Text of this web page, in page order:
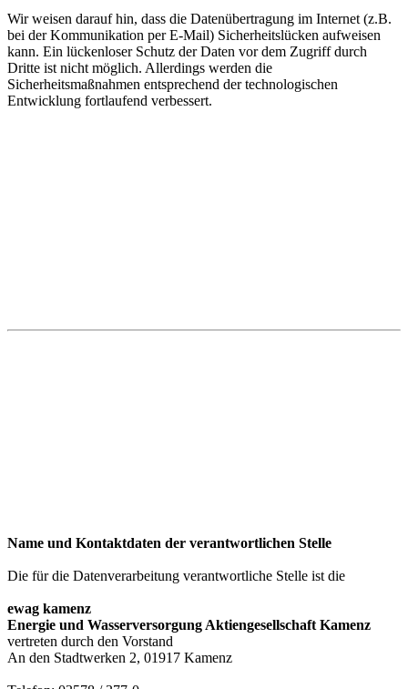
Wir weisen darauf hin, dass die Datenübertragung im Internet (z.B.
bei der Kommunikation per E-Mail) Sicherheitslücken aufweisen
kann. Ein lückenloser Schutz der Daten vor dem Zugriff durch
Dritte ist nicht möglich. Allerdings werden die
Sicherheitsmaßnahmen entsprechend der technologischen
Entwicklung fortlaufend verbessert.
Name und Kontaktdaten der verantwortlichen Stelle
Die für die Datenverarbeitung verantwortliche Stelle ist die
ewag kamenz
Energie und Wasserversorgung Aktiengesellschaft Kamenz
vertreten durch den Vorstand
An den Stadtwerken 2, 01917 Kamenz